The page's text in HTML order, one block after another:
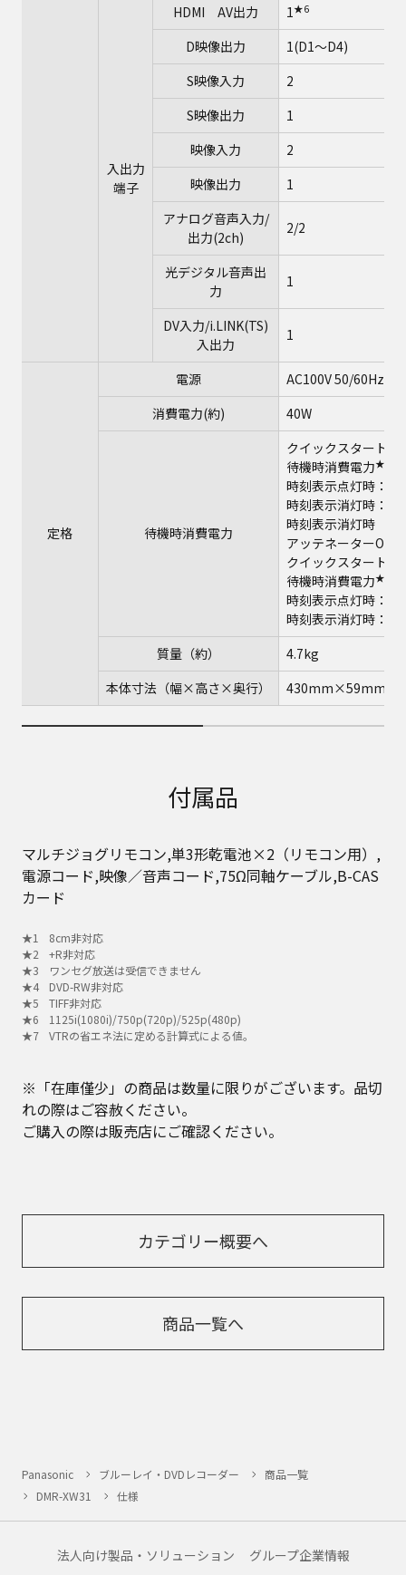
入出力
端子
HDMI AV出力 1★6
D映像出力
1(D1～D4)
S映像入力
2
S映像出力
1
映像入力
2
映像出力
1
アナログ音声入力/
出力(2ch)
2/2
光デジタル音声出
力
1
DV入力/i.LINK(TS)
入出力
1
定格
電源
AC100V 50/60Hz
消費電力(約)
40W
待機時消費電力
クイックスタート「
待機時消費電力★7
時刻表示点灯時：約
時刻表示消灯時：約
時刻表示消灯時
アッテネーターON
クイックスタート「
待機時消費電力★7
時刻表示点灯時：約
時刻表示消灯時：約
質量（約）
4.7kg
本体寸法（幅×高さ×奥行）
付属品
マルチジョグリモコン,単3形乾電池×2（リモコン用）,
電源コード,映像／音声コード,75Ω同軸ケーブル,B-CAS
カード
8cm非対応
+R非対応
ワンセグ放送は受信できません
DVD-RW非対応
TIFF非対応
1125i(1080i)/750p(720p)/525p(480p)
VTRの省エネ法に定める計算式による値。
※「在庫僅少」の商品は数量に限りがございます。品切
れの際はご容赦ください。
ご購入の際は販売店にご確認ください。
カテゴリー概要へ
商品一覧へ
Panasonic ブルーレイ・DVDレコーダー
商品一覧
DMR-XW31
仕様
法人向け製品・ソリューション グループ企業情報